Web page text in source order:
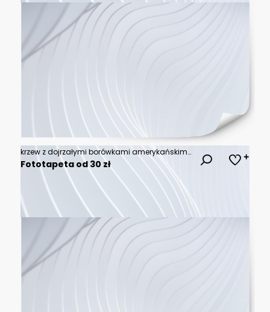
krzew z dojrzałymi borówkami amerykańskimi w ogrodzie lub sadzie
Fototapeta od 30 zł